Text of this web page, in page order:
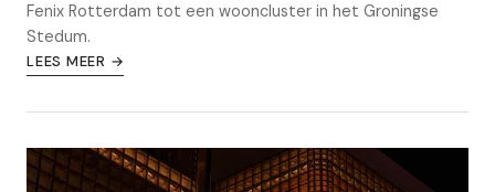
Fenix Rotterdam tot een wooncluster in het Groningse
Stedum.
LEES MEER →